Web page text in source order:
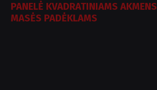
PANELĖ KVADRATINIAMS AKMENS
MASĖS PADĖKLAMS